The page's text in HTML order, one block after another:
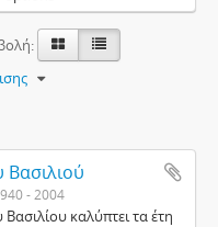
Βασιλιού
- 2004
καλύπτει τα έτη